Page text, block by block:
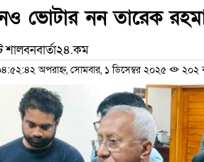
ভোটার নন তারেক
শালবনবার্তা২৪.কম
অপরাহ্ন, সোমবার, ১ ডিসেম্বর ২০২৫ ২০২